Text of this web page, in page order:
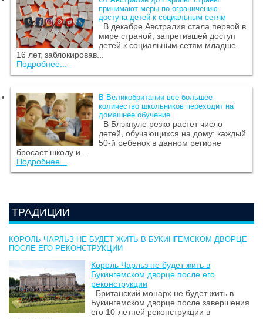
принимают меры по ограничению
доступа детей к социальным сетям
В декабре Австралия стала первой в
мире страной, запретившей доступ
детей к социальным сетям младше
16 лет, заблокировав...
Подробнее...
В Великобритании все большее
количество школьников переходит на
домашнее обучение
В Блэкпуле резко растет число
детей, обучающихся на дому: каждый
50-й ребенок в данном регионе
бросает школу и...
Подробнее...
ТРАДИЦИИ
КОРОЛЬ ЧАРЛЬЗ НЕ БУДЕТ ЖИТЬ В БУКИНГЕМСКОМ ДВОРЦЕ
ПОСЛЕ ЕГО РЕКОНСТРУКЦИИ
Король Чарльз не будет жить в
Букингемском дворце после его
реконструкции
Британский монарх не будет жить в
Букингемском дворце после завершения
его 10-летней реконструкции в